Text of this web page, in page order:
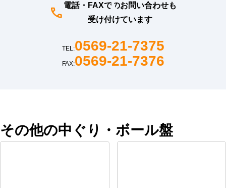
電話・FAXでのお問い合わせも
受け付けています
TEL:0569-21-7375
FAX:0569-21-7376
その他の中ぐり・ボール盤